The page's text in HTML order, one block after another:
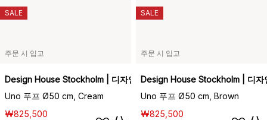
주문 시 입고
Design House Stockholm | 디자인하우스스톡홀름
Uno 푸프 Ø50 cm, Cream
₩825,500
SALE
주문 시 입고
Design House Stockholm | 디자
Uno 푸프 Ø50 cm, Brown
₩825,500
SALE